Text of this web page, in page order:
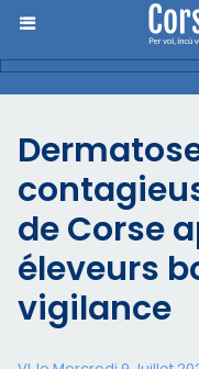
de Corse
éleveurs
vigilance